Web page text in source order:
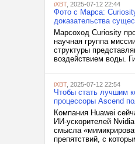
iXBT, 2025-07-12 22:44
Фото с Марса:
доказательства
Марсоход Curiosity
научная группа
структуры
воздействием воды.
iXBT, 2025-07-12 22:54
Чтобы стать лучшим
процессоры Ascend
Компания Huawei
ИИ-ускорителей
смысла
препятствий, с